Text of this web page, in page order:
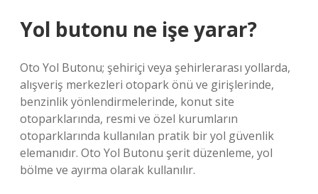
Yol butonu ne işe yarar?
Oto Yol Butonu; şehiriçi veya şehirlerarası yollarda,
alışveriş merkezleri otopark önü ve girişlerinde,
benzinlik yönlendirmelerinde, konut site
otoparklarında, resmi ve özel kurumların
otoparklarında kullanılan pratik bir yol güvenlik
elemanıdır. Oto Yol Butonu şerit düzenleme, yol
bölme ve ayırma olarak kullanılır.